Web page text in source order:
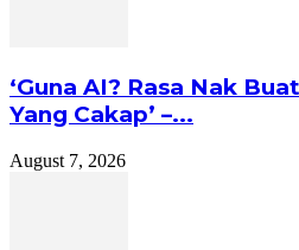
‘Guna AI? Rasa Nak
Yang Cakap’ –...
August 7, 2026